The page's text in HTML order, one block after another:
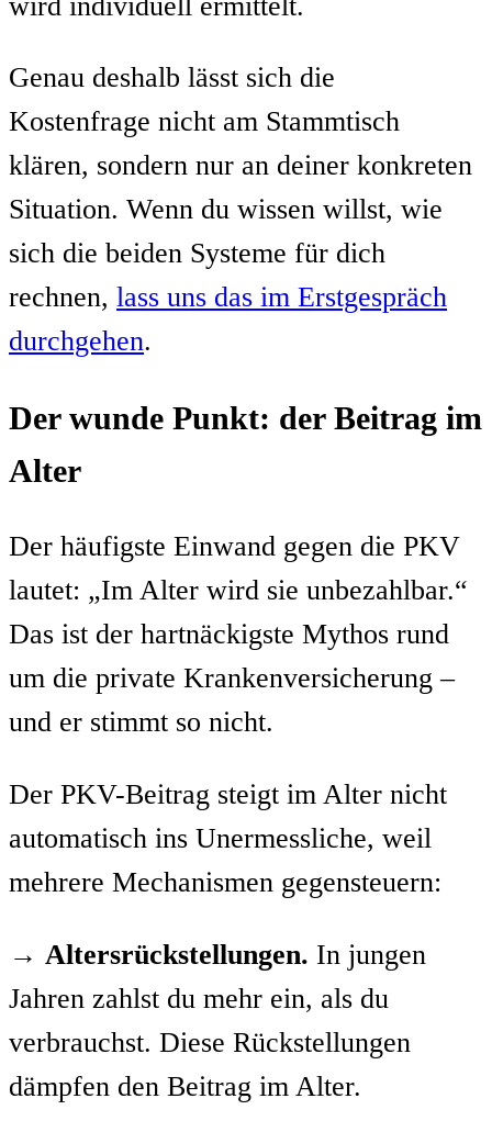
Genau deshalb lässt sich die
Kostenfrage nicht am Stammtisch
klären, sondern nur an deiner konkreten
Situation. Wenn du wissen willst, wie
sich die beiden Systeme für dich
rechnen, lass uns das im Erstgespräch
durchgehen.
Der wunde Punkt: der Beitrag im
Alter
Der häufigste Einwand gegen die PKV
lautet: „Im Alter wird sie unbezahlbar.“
Das ist der hartnäckigste Mythos rund
um die private Krankenversicherung –
und er stimmt so nicht.
Der PKV-Beitrag steigt im Alter nicht
automatisch ins Unermessliche, weil
mehrere Mechanismen gegensteuern:
→ Altersrückstellungen. In jungen
Jahren zahlst du mehr ein, als du
verbrauchst. Diese Rückstellungen
dämpfen den Beitrag im Alter.